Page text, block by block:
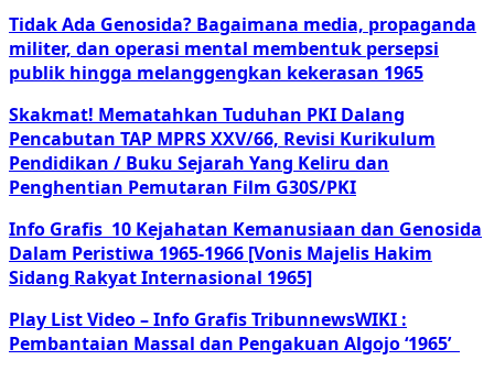
Tidak Ada Genosida? Bagaimana media, propaganda
militer, dan operasi mental membentuk persepsi
publik hingga melanggengkan kekerasan 1965
Skakmat! Mematahkan Tuduhan PKI Dalang
Pencabutan TAP MPRS XXV/66, Revisi Kurikulum
Pendidikan / Buku Sejarah Yang Keliru dan
Penghentian Pemutaran Film G30S/PKI
Info Grafis 10 Kejahatan Kemanusiaan dan Genosida
Dalam Peristiwa 1965-1966 [Vonis Majelis Hakim
Sidang Rakyat Internasional 1965]
Play List Video – Info Grafis TribunnewsWIKI :
Pembantaian Massal dan Pengakuan Algojo ‘1965’